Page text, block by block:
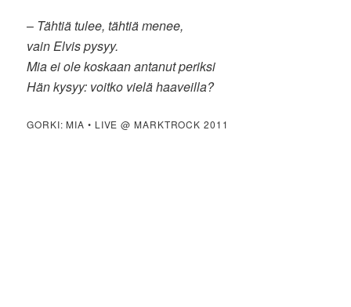
– Tähtiä tulee, tähtiä menee,
vain Elvis pysyy.
Mia ei ole koskaan antanut periksi
Hän kysyy: voitko vielä haaveilla?
GORKI: MIA • LIVE @ MARKTROCK 2011